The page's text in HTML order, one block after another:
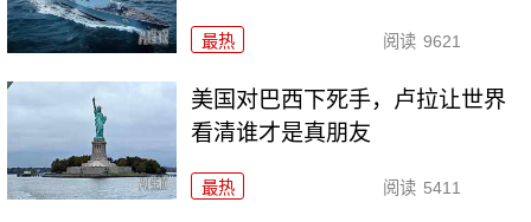
最热 阅读 9621
美国对巴西下死手，卢拉让世界
看清谁才是真朋友
最热 阅读 5411